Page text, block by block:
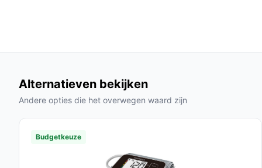
gemakkelijke aansluiting.
3. Ontspan terwijl je geniet van de warmte!
Specificaties in mensentaal
**Afmetingen**: 180 x 130 cm, een ideale
op de bank.
**Kleur**: Oceaanblauw, een rustige en
Alternatieven bekijken
Andere opties die het overwegen waard zijn
Budgetkeuze